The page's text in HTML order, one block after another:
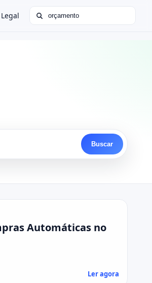
Legal Buscar por:
Buscar
Automáticas no
Ler agora